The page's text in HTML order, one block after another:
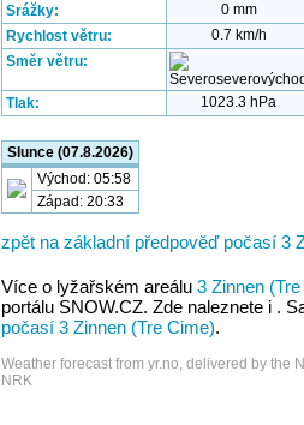
Srážky:
0 mm
Rychlost větru:
0.7 km/h
Směr větru:
Tlak: 1023.3 hPa
Slunce (07.8.2026)
Východ: 05:58
Západ: 20:33
zpět na základní předpověď počasí 3
Více o lyžařském areálu 3 Zinnen
portálu SNOW.CZ. Zde naleznete i .
počasí 3 Zinnen (Tre Cime).
Weather forecast from yr.no, delivered by the
NRK